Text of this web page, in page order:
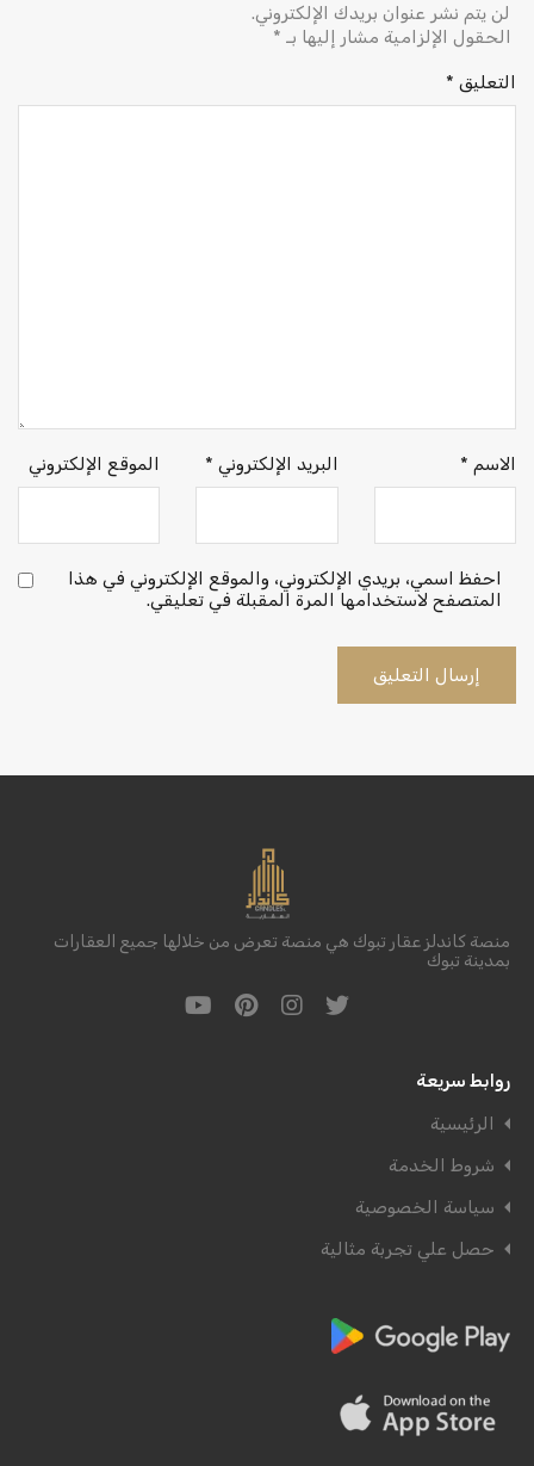
لن يتم نشر عنوان بريدك الإلكتروني.
الحقول الإلزامية مشار إليها بـ *
التعليق *
الاسم * البريد الإلكتروني * الموقع الإلكتروني
احفظ اسمي، بريدي الإلكتروني، والموقع الإلكتروني في هذا
المتصفح لاستخدامها المرة المقبلة في تعليقي.
منصة كاندلز عقار تبوك هي منصة تعرض من خلالها جميع العقارات
بمدينة تبوك
روابط سريعة
الرئيسية
شروط الخدمة
سياسة الخصوصية
حصل علي تجربة مثالية